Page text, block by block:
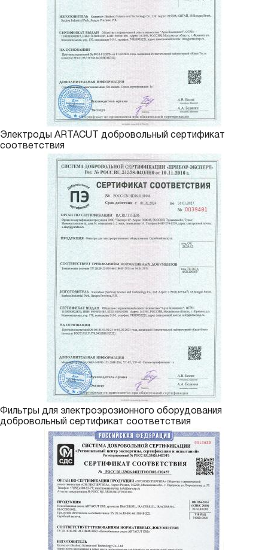
Электроды ARTACUT добровольный сертификат
соответствия
Фильтры для электроэрозионного оборудования
добровольный сертификат соответствия